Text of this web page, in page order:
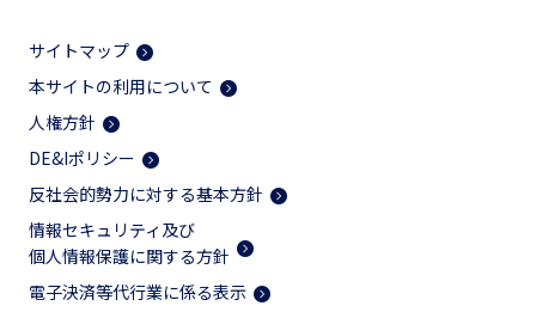
サイトマップ
本サイトの利用について
人権方針
DE&Iポリシー
反社会的勢力に対する基本方針
情報セキュリティ及び
個人情報保護に関する方針
電子決済等代行業に係る表示